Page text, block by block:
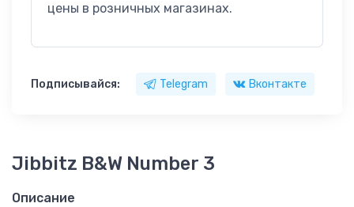
цены в розничных магазинах.
Подписывайся: Telegram Вконтакте
Jibbitz B&W Number 3
Описание